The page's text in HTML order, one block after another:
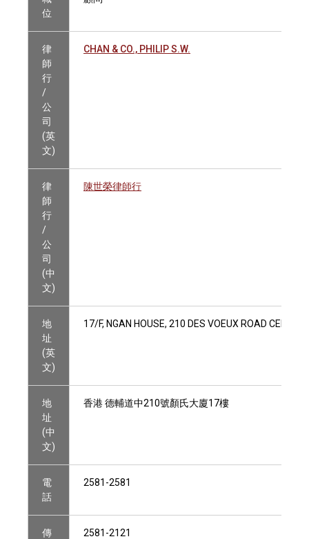
位
律
師
行
/
公
司
(英
文)
CHAN & CO., PHILIP S.W.
律
師
行
/
公
司
(中
文)
陳世榮律師行
地
址
(英
文)
17/F, NGAN HOUSE, 210 DES VOEUX ROAD
地
址
(中
文)
香港 德輔道中210號顏氏大廈17樓
電
話
2581-2581
傳
2581-2121